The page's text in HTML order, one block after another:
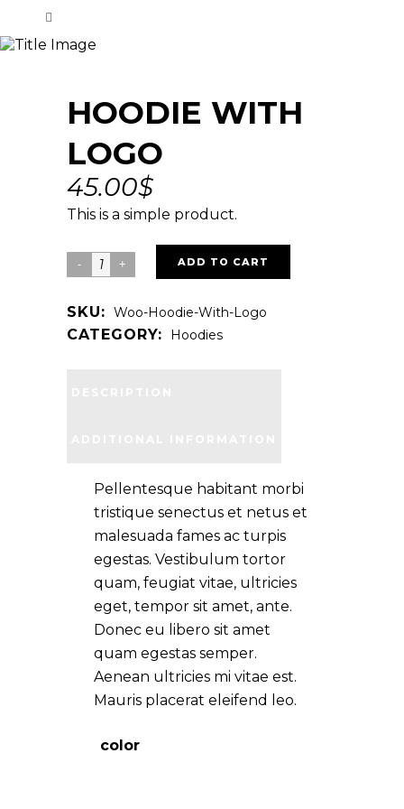
HOODIE WITH
LOGO
45.00$
This is a simple product.
Hoodie
Logo
quantity
ADD TO CART
SKU: Woo-Hoodie-With-Logo
CATEGORY: Hoodies
Pellentesque habitant morbi
tristique senectus et netus et
malesuada fames ac turpis
egestas. Vestibulum tortor
quam, feugiat vitae, ultricies
eget, tempor sit amet, ante.
Donec eu libero sit amet
quam egestas semper.
Aenean ultricies mi vitae est.
Mauris placerat eleifend leo.
color